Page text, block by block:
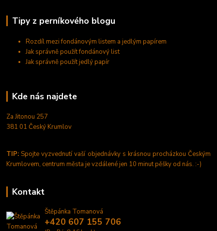
Tipy z perníkového blogu
Rozdíl mezi fondánovým listem a jedlým papírem
Jak správně použít fondánový list
Jak správně použít jedlý papír
Kde nás najdete
Za Jitonou 257
381 01 Český Krumlov
TIP: Spojte vyzvednutí vaší objednávky s krásnou procházkou Českým
Krumlovem, centrum města je vzdálené jen 10 minut pěšky od nás. :-)
Kontakt
Štěpánka Tomanová
+420 607 155 706